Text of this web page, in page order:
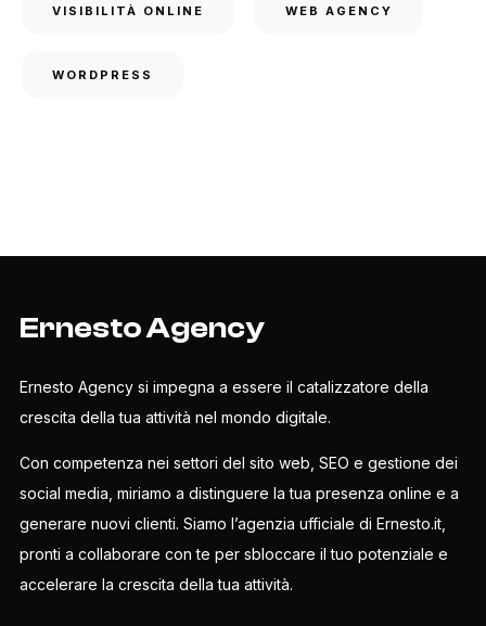
VISIBILITÀ ONLINE WEB AGENCY
WORDPRESS
Ernesto Agency
Ernesto Agency si impegna a essere il catalizzatore della
crescita della tua attività nel mondo digitale.
Con competenza nei settori del sito web, SEO e gestione dei
social media, miriamo a distinguere la tua presenza online e a
generare nuovi clienti. Siamo l’agenzia ufficiale di Ernesto.it,
pronti a collaborare con te per sbloccare il tuo potenziale e
accelerare la crescita della tua attività.